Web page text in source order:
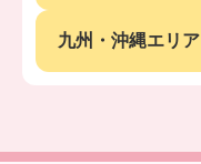
九州・沖縄エリア